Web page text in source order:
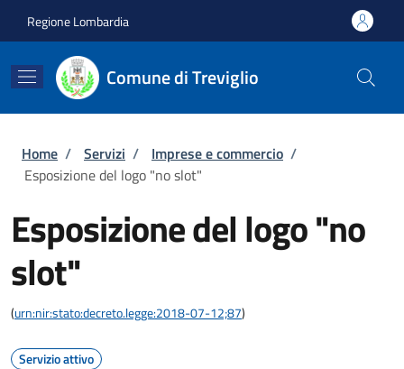
Regione Lombardia
Comune di Treviglio
Briciole di pane
Home / Servizi / Imprese e commercio /
Esposizione del logo "no slot"
Esposizione del logo "no
slot"
(urn:nir:stato:decreto.legge:2018-07-12;87)
Servizio attivo